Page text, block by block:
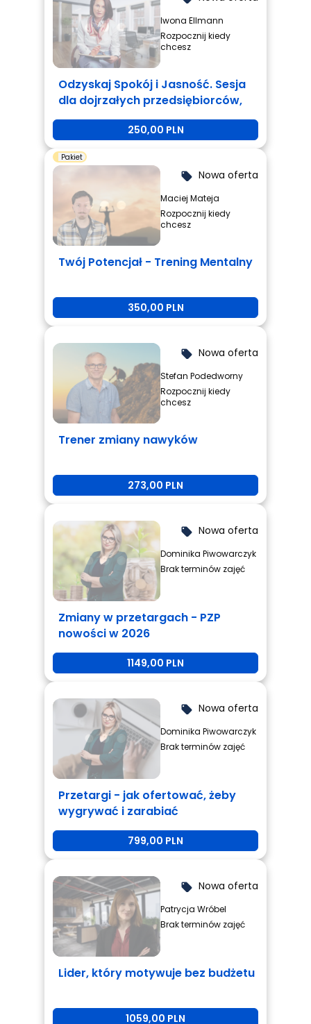
Iwona Ellmann
Rozpocznij kiedy
chcesz
Odzyskaj Spokój i Jasność. Sesja
dla dojrzałych przedsiębiorców,
którzy są zmęczeni i potrzebują
250,00 PLN
Pakiet
local_offer Nowa oferta
Maciej Mateja
Rozpocznij kiedy
chcesz
Twój Potencjał - Trening Mentalny
350,00 PLN
local_offer Nowa oferta
Stefan Podedworny
Rozpocznij kiedy
chcesz
Trener zmiany nawyków
273,00 PLN
local_offer Nowa oferta
Dominika Piwowarczyk
Brak terminów zajęć
Zmiany w przetargach - PZP
nowości w 2026
1149,00 PLN
local_offer Nowa oferta
Dominika Piwowarczyk
Brak terminów zajęć
Przetargi - jak ofertować, żeby
wygrywać i zarabiać
799,00 PLN
local_offer Nowa oferta
Patrycja Wróbel
Brak terminów zajęć
Lider, który motywuje bez budżetu
1059,00 PLN